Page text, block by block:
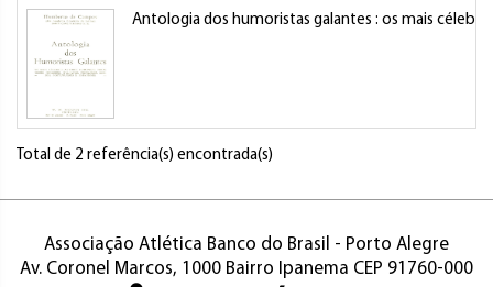
Antologia dos humoristas galantes : os mais
Total de 2 referência(s) encontrada(s)
Associação Atlética Banco do Brasil - Porto Alegre
Av. Coronel Marcos, 1000 Bairro Ipanema CEP 91760-000